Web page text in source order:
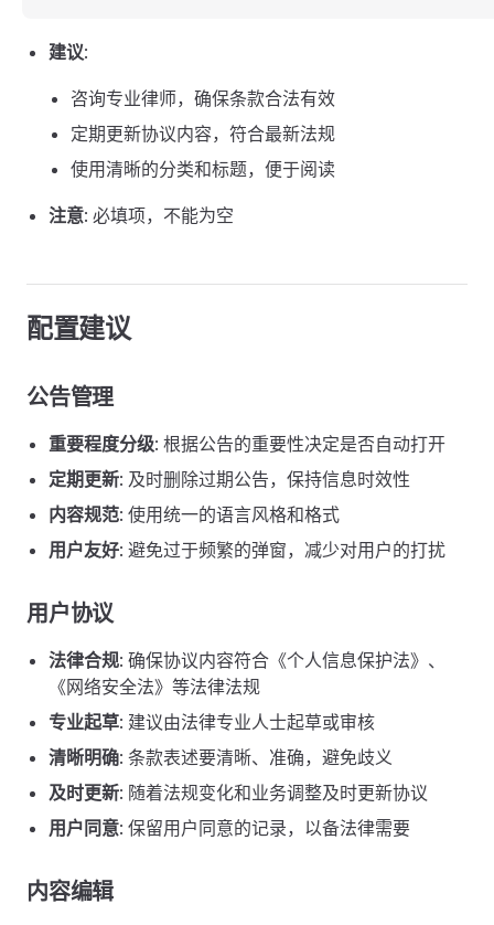
建议:
咨询专业律师，确保条款合法有效
定期更新协议内容，符合最新法规
使用清晰的分类和标题，便于阅读
注意: 必填项，不能为空
配置建议
公告管理
重要程度分级: 根据公告的重要性决定是否自动打开
定期更新: 及时删除过期公告，保持信息时效性
内容规范: 使用统一的语言风格和格式
用户友好: 避免过于频繁的弹窗，减少对用户的打扰
用户协议
法律合规: 确保协议内容符合《个人信息保护法》、
《网络安全法》等法律法规
专业起草: 建议由法律专业人士起草或审核
清晰明确: 条款表述要清晰、准确，避免歧义
及时更新: 随着法规变化和业务调整及时更新协议
用户同意: 保留用户同意的记录，以备法律需要
内容编辑